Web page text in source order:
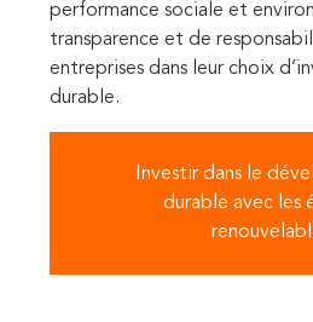
performance sociale et
transparence et de
entreprises dans leur choix
durable.
Investir dans le
durable avec les